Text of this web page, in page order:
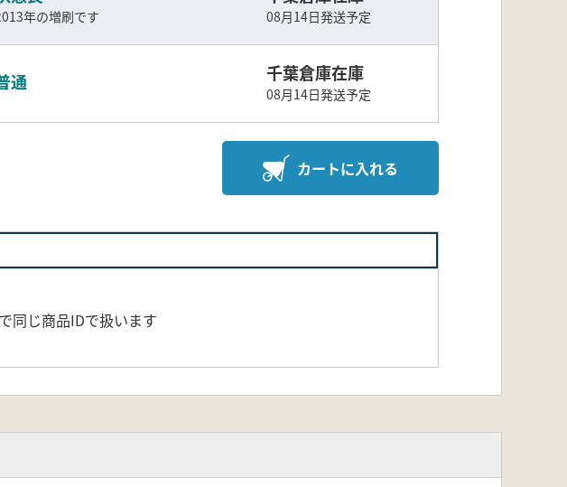
年の増刷です 08月14日発送予定
通 千葉倉庫在庫
08月14日発送予定
カートに入れる
同じ商品IDで扱います